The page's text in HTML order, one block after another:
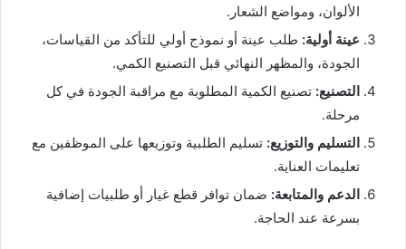
الألوان، ومواضع الشعار.
عينة أولية: طلب عينة أو نموذج أولي للتأكد من القياسات،
الجودة، والمظهر النهائي قبل التصنيع الكمي.
التصنيع: تصنيع الكمية المطلوبة مع مراقبة الجودة في كل
مرحلة.
التسليم والتوزيع: تسليم الطلبية وتوزيعها على الموظفين مع
تعليمات العناية.
الدعم والمتابعة: ضمان توافر قطع غيار أو طلبيات إضافية
بسرعة عند الحاجة.